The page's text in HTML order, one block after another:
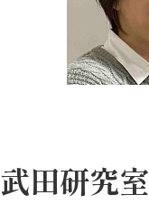
武田研究室